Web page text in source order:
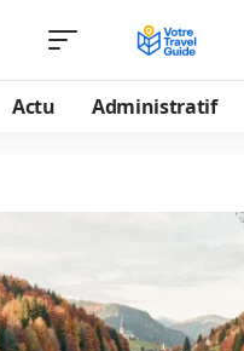
Actu Administratif